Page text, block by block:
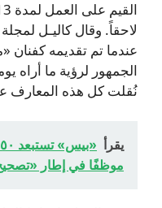
عندما تم تقديمه
الجمهور لرؤية ما أراه
نُقلت كل هذه المعارف
يقرأ
موظفًا في إطار